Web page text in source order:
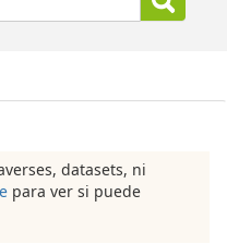
datasets, ni
para ver si puede